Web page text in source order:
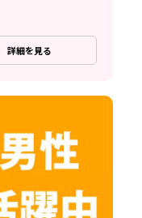
詳細を見る